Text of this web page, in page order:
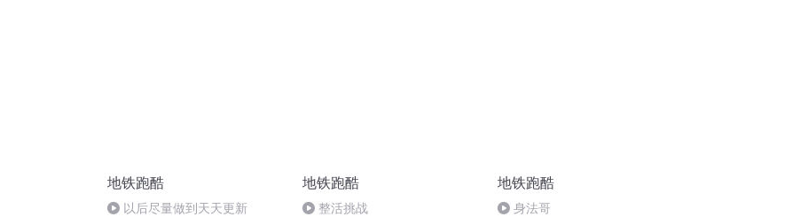
地铁跑酷
以后尽量做到天天更新
地铁跑酷
整活挑战
地铁跑酷
身法哥